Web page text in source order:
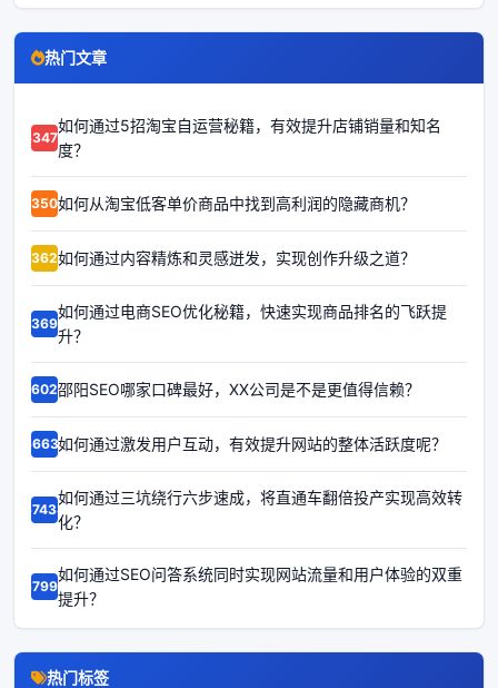
热门文章
63478
如何通过5招淘宝自运营秘籍，有效提升店铺销量和知名
度？
63500如何从淘宝低客单价商品中找到高利润的隐藏商机？
63626如何通过内容精炼和灵感迸发，实现创作升级之道？
63693
如何通过电商SEO优化秘籍，快速实现商品排名的飞跃提
升？
66020邵阳SEO哪家口碑最好，XX公司是不是更值得信赖？
66637如何通过激发用户互动，有效提升网站的整体活跃度呢？
67438
如何通过三坑绕行六步速成，将直通车翻倍投产实现高效转
化？
67995
如何通过SEO问答系统同时实现网站流量和用户体验的双重
提升？
热门标签